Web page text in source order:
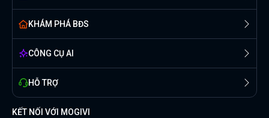
KHÁM PHÁ BĐS
CÔNG CỤ AI
HỖ TRỢ
KẾT NỐI VỚI MOGIVI